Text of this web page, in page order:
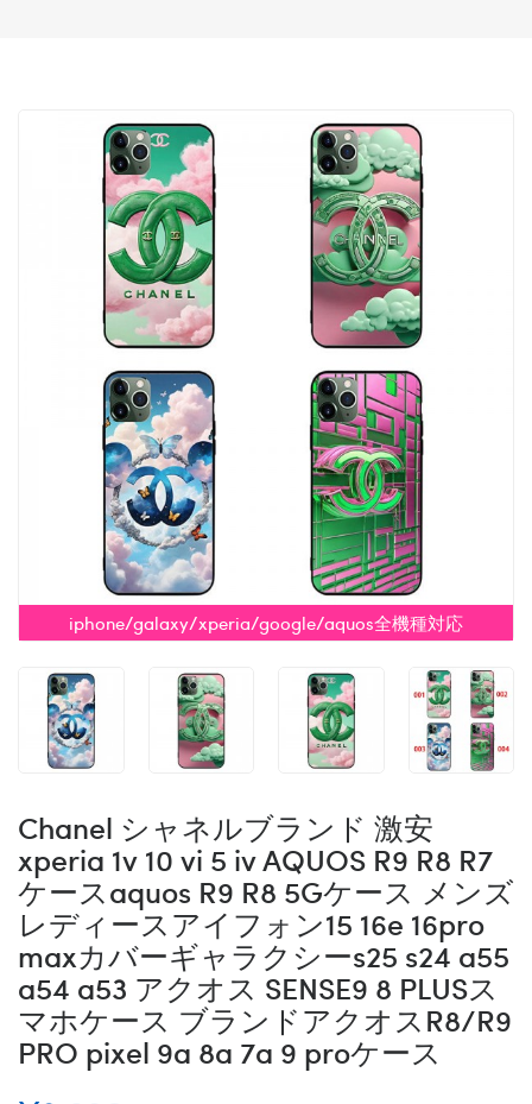
iphone/galaxy/xperia/google/aquos全機種対応
Chanel シャネルブランド 激安
xperia 1v 10 vi 5 iv AQUOS R9 R8 R7
ケースaquos R9 R8 5Gケース メンズ
レディースアイフォン15 16e 16pro
maxカバーギャラクシーs25 s24 a55
a54 a53 アクオス SENSE9 8 PLUSス
マホケース ブランドアクオスR8/R9
PRO pixel 9a 8a 7a 9 proケース